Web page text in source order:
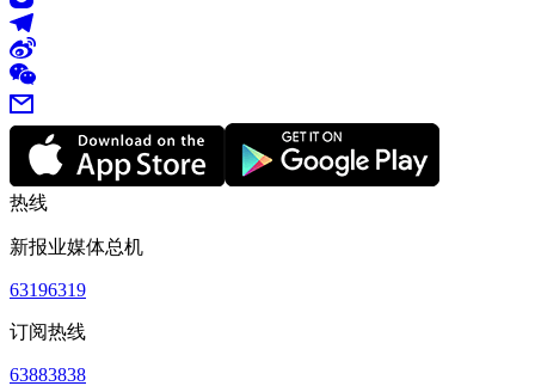
热线
新报业媒体总机
63196319
订阅热线
63883838